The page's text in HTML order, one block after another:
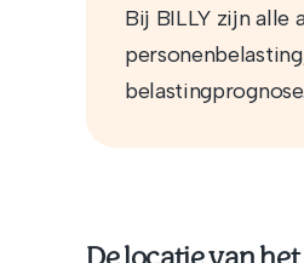
Bij BILLY zijn alle